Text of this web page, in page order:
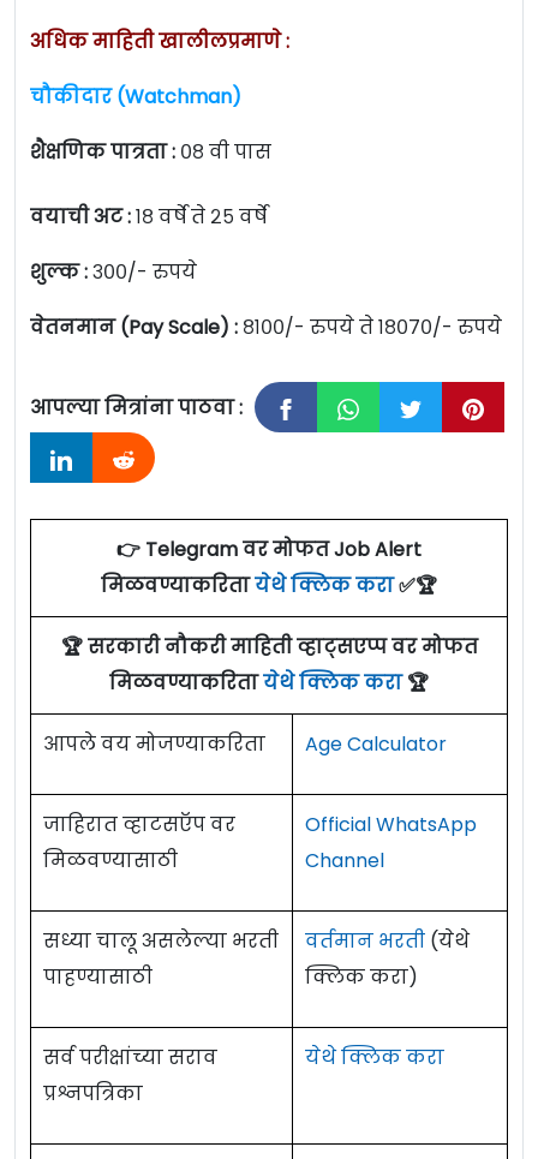
अधिक माहिती खालीलप्रमाणे :
चौकीदार (Watchman)
शैक्षणिक पात्रता : ०८ वी पास
वयाची अट :१८ वर्षे ते २५ वर्षे
शुल्क :३००/- रुपये
वेतनमान (Pay Scale) : ८१००/- रुपये ते १८०७०/- रुपये
आपल्या मित्रांना पाठवा :
👉 Telegram वर मोफत Job Alert
मिळवण्याकरितायेथे क्लिक करा✅🏆
🏆 सरकारी नौकरी माहिती व्हाट्सएप्प वर मोफत
मिळवण्याकरितायेथे क्लिक करा🏆
आपले वय मोजण्याकरिता Age Calculator
जाहिरात व्हाटसऍप वर
मिळवण्यासाठी
Official WhatsApp
Channel
सध्या चालू असलेल्या भरती
पाहण्यासाठी
वर्तमान भरती (येथे
क्लिक करा)
सर्व परीक्षांच्या सराव
प्रश्नपत्रिका
येथे क्लिक करा